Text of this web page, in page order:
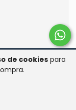
de cookies para